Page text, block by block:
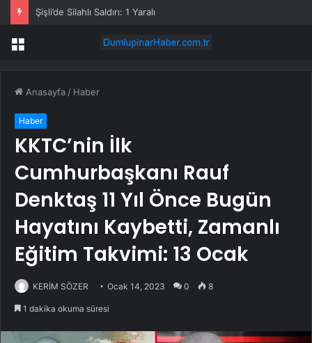
Şişli’de Silahlı Saldırı: 1 Yaralı
Menü
Anasayfa / Haber
Haber
KKTC’nin İlk
Cumhurbaşkanı Rauf
Denktaş 11 Yıl Önce Bugün
Hayatını Kaybetti, Zamanlı
Eğitim Takvimi: 13 Ocak
KERİM SÖZER Ocak 14, 2023 0 8
1 dakika okuma süresi